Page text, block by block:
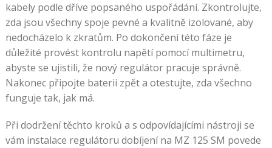
kabely podle dříve popsaného uspořádání. Zkontrolujte,
zda jsou všechny spoje pevné a kvalitně izolované, aby
nedocházelo k zkratům. Po dokončení této fáze je
důležité provést kontrolu napětí pomocí multimetru,
abyste se ujistili, že nový regulátor pracuje správně.
Nakonec připojte baterii zpět a otestujte, zda všechno
funguje tak, jak má.
Při dodržení těchto kroků a s odpovídajícími nástroji se
vám instalace regulátoru dobíjení na MZ 125 SM povede